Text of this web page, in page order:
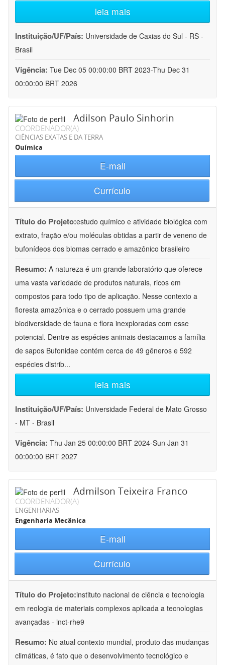
leia mais
Instituição/UF/País: Universidade de Caxias do Sul - RS -
Brasil
Vigência: Tue Dec 05 00:00:00 BRT 2023-Thu Dec 31
00:00:00 BRT 2026
Adilson Paulo Sinhorin
COORDENADOR(A)
CIÊNCIAS EXATAS E DA TERRA
Química
E-mail
Currículo
Título do Projeto:estudo químico e atividade biológica com
extrato, fração e/ou moléculas obtidas a partir de veneno de
bufonídeos dos biomas cerrado e amazônico brasileiro
Resumo: A natureza é um grande laboratório que oferece
uma vasta variedade de produtos naturais, ricos em
compostos para todo tipo de aplicação. Nesse contexto a
floresta amazônica e o cerrado possuem uma grande
biodiversidade de fauna e flora inexploradas com esse
potencial. Dentre as espécies animais destacamos a família
de sapos Bufonidae contém cerca de 49 gêneros e 592
espécies distrib...
leia mais
Instituição/UF/País: Universidade Federal de Mato Grosso
- MT - Brasil
Vigência: Thu Jan 25 00:00:00 BRT 2024-Sun Jan 31
00:00:00 BRT 2027
Admilson Teixeira Franco
COORDENADOR(A)
ENGENHARIAS
Engenharia Mecânica
E-mail
Currículo
Título do Projeto:instituto nacional de ciência e tecnologia
em reologia de materiais complexos aplicada a tecnologias
avançadas - inct-rhe9
Resumo: No atual contexto mundial, produto das mudanças
climáticas, é fato que o desenvolvimento tecnológico e